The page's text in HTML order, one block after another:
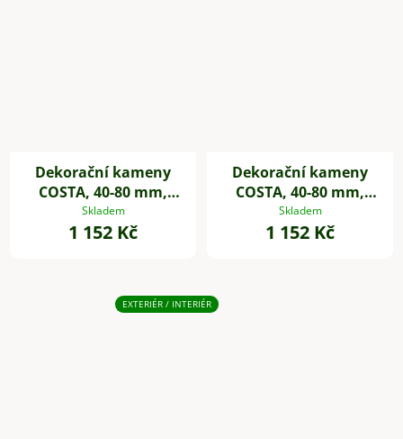
Dekorační kameny
COSTA, 40-80 mm,
plast, černá
Skladem
1 152 Kč
Dekorační kameny
COSTA, 40-80 mm,
plast, bílá
Skladem
1 152 Kč
EXTERIÉR / INTERIÉR